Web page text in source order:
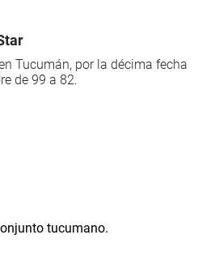
Tucumán, por la décima fecha
de 99 a 82.